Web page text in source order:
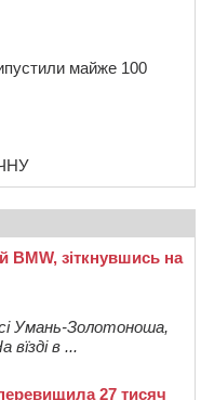
майже 100
BMW, зіткнувшись на
Умань-Золотоноша,
вїзді в ...
27 тисяч